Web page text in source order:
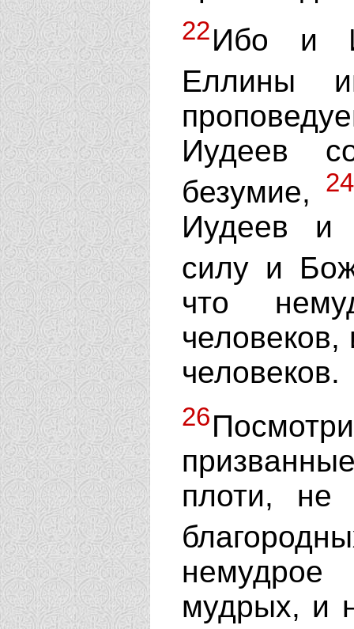
22Ибо и
Еллины
Иудеев
безумие,
24
Иудеев и
силу и
что
человеков.
26
плоти, не
мудрых, и